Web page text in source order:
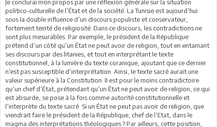
Je conclurai mon propos par une réflexion générale sur la situation
politico-culturelle de l’État et de la société. La Tunisie est aujourd’hui
sous la double influence d’un discours populiste et conservateur,
fortement teinté de religiosité. Dans ce discours, les contradictions ne
sont plus mesurables. Par exemple, le président de la République
prétend d’un côté qu’un État ne peut avoir de religion, tout en entamant
ses discours par des litanies, et tout en interprétant le texte
constitutionnel, à la lumière du texte coranique, ajoutant que ce dernier
n’est pas susceptible d’interprétation. Ainsi, le texte sacré aurait une
valeur supérieure à la Constitution. Il est pour le moins contradictoire
qu’un chef d’État, prétendant qu’un État ne peut avoir de religion, ce qui
est absurde, se pose à la fois comme autorité constitutionnelle et
l’interprète du texte sacré. Si un État ne peut pas avoir de religion, que
viendrait faire le président de la République, chef de l’Etat, dans le
magma des interprétations théologiques ? Par ailleurs, cette position,